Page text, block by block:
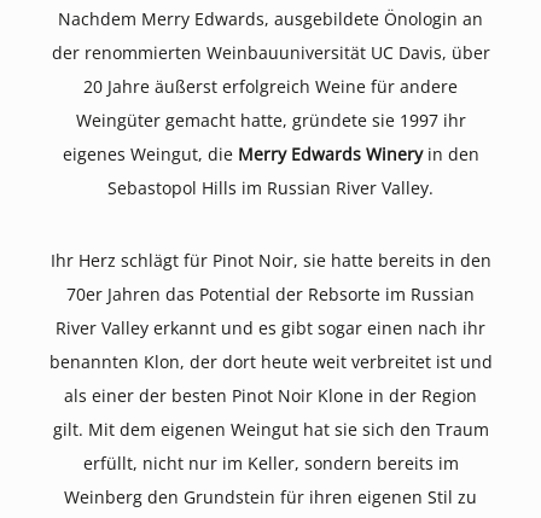
Nachdem Merry Edwards, ausgebildete Önologin an
der renommierten Weinbauuniversität UC Davis, über
20 Jahre äußerst erfolgreich Weine für andere
Weingüter gemacht hatte, gründete sie 1997 ihr
eigenes Weingut, die Merry Edwards Winery in den
Sebastopol Hills im Russian River Valley.
Ihr Herz schlägt für Pinot Noir, sie hatte bereits in den
70er Jahren das Potential der Rebsorte im Russian
River Valley erkannt und es gibt sogar einen nach ihr
benannten Klon, der dort heute weit verbreitet ist und
als einer der besten Pinot Noir Klone in der Region
gilt. Mit dem eigenen Weingut hat sie sich den Traum
erfüllt, nicht nur im Keller, sondern bereits im
Weinberg den Grundstein für ihren eigenen Stil zu